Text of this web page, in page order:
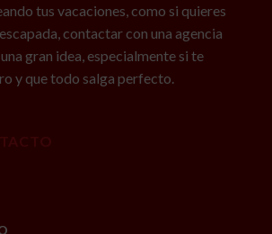
tus vacaciones, como si quieres
contactar con una agencia
gran idea, especialmente si te
y que todo salga perfecto.